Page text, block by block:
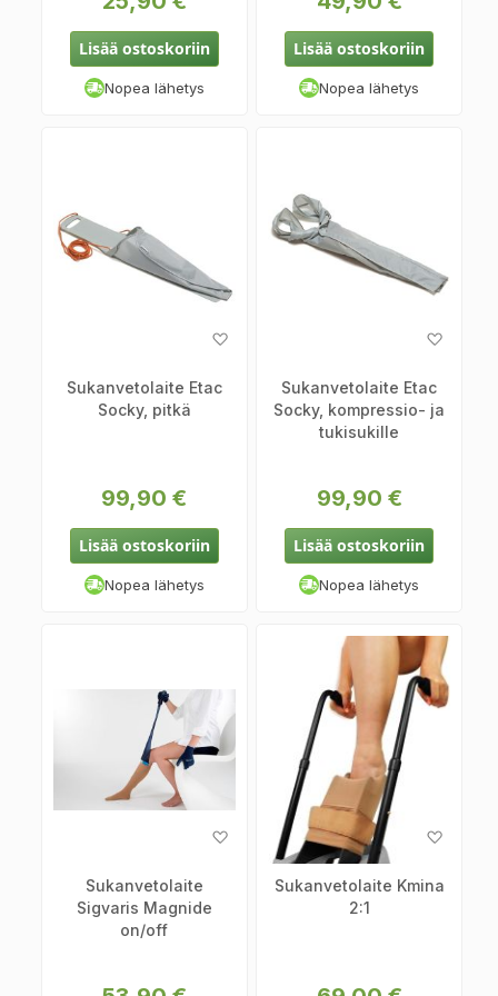
Lisää ostoskoriin
Nopea lähetys
Lisää ostoskoriin
Nopea lähetys
Sukanvetolaite Etac
Socky, pitkä
99,90 €
Lisää ostoskoriin
Nopea lähetys
Sukanvetolaite Etac
Socky, kompressio- ja
tukisukille
99,90 €
Lisää ostoskoriin
Nopea lähetys
toivelistaan
Sukanvetolaite
Sigvaris Magnide
on/off
Sukanvetolaite Kmina
2:1